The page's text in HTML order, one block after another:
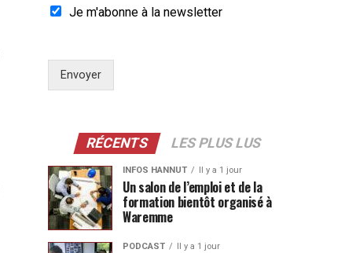
Je m'abonne à la newsletter
Envoyer
RÉCENTS LES PLUS LUS
INFOS HANNUT Il y a 1 jour
Un salon de l’emploi et de la
formation bientôt organisé à
Waremme
PODCAST Il y a 1 jour